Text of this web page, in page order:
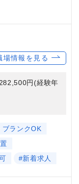
場情報を見る
円(経験年
ブランクOK
#新着求人